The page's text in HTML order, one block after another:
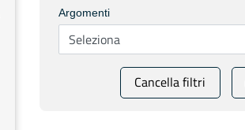
Argomenti
Cancella filtri